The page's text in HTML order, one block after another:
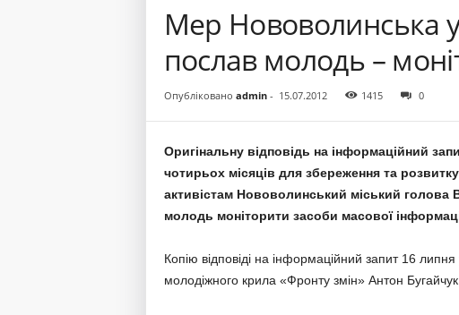
Мер Нововолинська у
послав молодь –
Опубліковано admin- 15.07.2012 1415 0
Оригінальну відповідь на інформаційний
чотирьох місяців для збереження та
активістам Нововолинський міський голова
молодь моніторити засоби масової
Копію відповіді на інформаційний запит 16 липня
молодіжного крила «Фронту змін» Антон